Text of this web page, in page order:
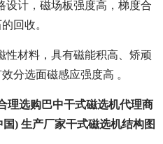
设计，磁场板强度高，梯度合
回收。
性材料，具有磁能积高、矫顽
分选面磁感应强度高 。
理选购巴中干式磁选机代理商
国) 生产厂家干式磁选机结构图